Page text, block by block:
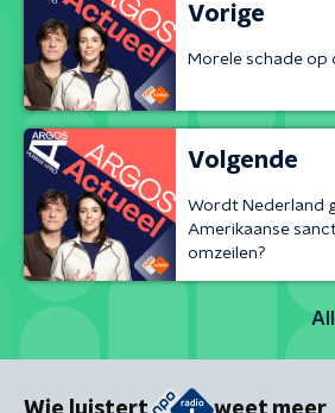
Vorige
Morele schade op
Volgende
Wordt Nederland
Amerikaanse
omzeilen?